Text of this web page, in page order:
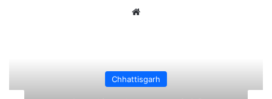
Chhattisgarh